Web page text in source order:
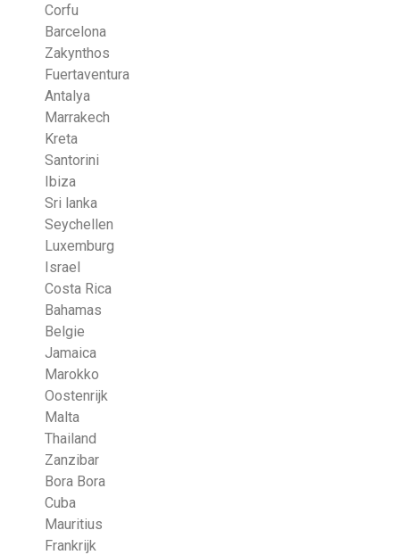
Corfu
Barcelona
Zakynthos
Fuertaventura
Antalya
Marrakech
Kreta
Santorini
Ibiza
Sri lanka
Seychellen
Luxemburg
Israel
Costa Rica
Bahamas
Belgie
Jamaica
Marokko
Oostenrijk
Malta
Thailand
Zanzibar
Bora Bora
Cuba
Mauritius
Frankrijk